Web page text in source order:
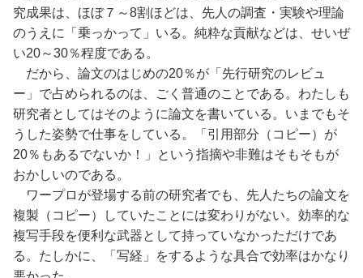
究成果は、ほぼ７～8割ほどは、先人の調査・実験や理論
のうえに「乗っかって」いる。純粋な貢献などは、せいぜ
い20～30％程度である。
だから、論文のはじめの20％が「先行研究のレビュ
ー」で占められるのは、ごく普通のことである。わたしも
研究者としてはそのように論文を書いている。いまでもそ
うした姿勢で仕事をしている。「引用部分（コピー）が
20％もあるでないか！」という指摘や非難はそもそもが
おかしいのである。
ワープロが登場する前の研究者でも、先人たちの論文を
複製（コピー）していたことには変わりがない。効率的な
複写手段を便利な武器として持っていなかっただけであ
る。たしかに、「写経」をするような具合で効率はかなり